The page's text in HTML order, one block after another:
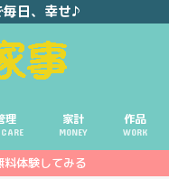
日、幸せ♪
理 家計
MONEY
ポイ活
投資
副業
作品
WORK
料体験してみる